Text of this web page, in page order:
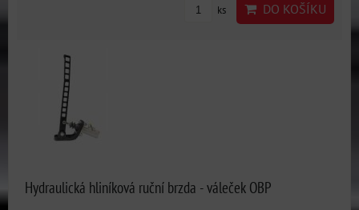
ks DO KOŠÍKU
Hydraulická hliníková ruční brzda - váleček OBP